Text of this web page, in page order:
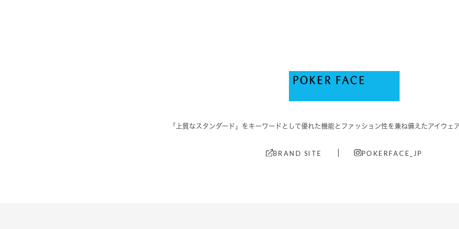
「上質なスタンダード」をキーワードとして優れた機能と ファッション性を兼ね備えたアイウェ
BRAND SITE POKERFACE_JP